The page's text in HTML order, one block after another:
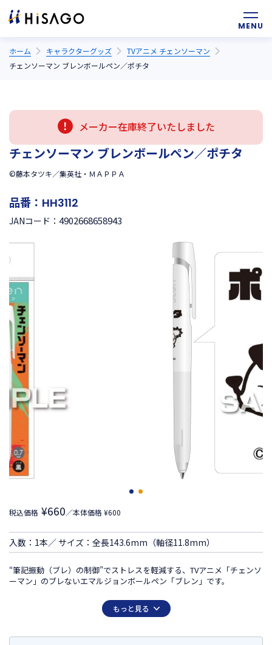
ホーム キャラクターグッズ
TVアニメ チェンソーマン
チェンソーマン ブレンボールペン／ポチタ
メーカー在庫終了いたしました
チェンソーマン ブレンボールペン／ポチタ
©藤本タツキ／集英社・ＭＡＰＰＡ
品番： HH3112
JANコード： 4902668658943
税込価格 ¥660／本体価格 ¥600
入数：1本／ サイズ：全長143.6mm（軸径11.8mm）
“筆記振動（ブレ）の制御”でストレスを軽減する、TVアニメ「チェンソ
ーマン」のブレないエマルジョンボールペン「ブレン」です。
この商品は日本国外での販売は許諾されておりません
MADE IN JAPAN
もっと見る